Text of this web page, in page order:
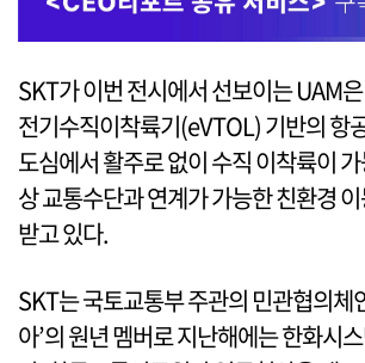
SKT가 이번 전시에서 선보이는 UAM
전기수직이착륙기(eVTOL) 기반의 항
도심에서 활주로 없이 수직 이착륙이
상 교통수단과 연계가 가능한 친환경
받고 있다.
SKT는 국토교통부 주관의 민관협의체
아’의 원년 멤버로 지난해에는 한화시